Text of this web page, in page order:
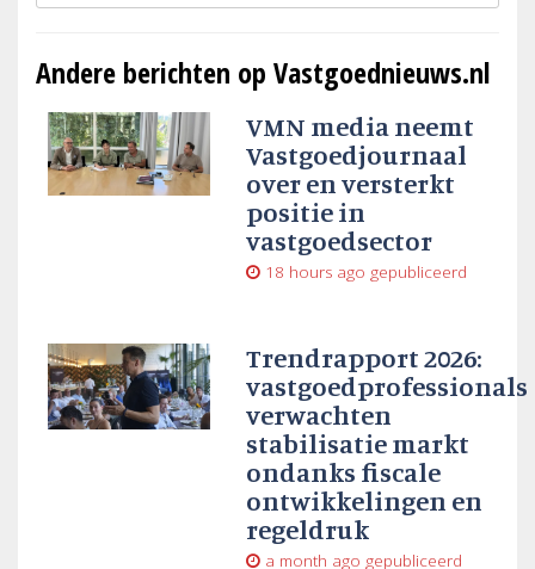
Andere berichten op Vastgoednieuws.nl
VMN media neemt
Vastgoedjournaal
over en versterkt
positie in
vastgoedsector
18 hours ago gepubliceerd
Trendrapport 2026:
vastgoedprofessionals
verwachten
stabilisatie markt
ondanks fiscale
ontwikkelingen en
regeldruk
a month ago gepubliceerd